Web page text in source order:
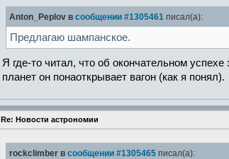
Anton_Peplov в сообщении #1305461 писал(а):
Предлагаю шампанское.
Я где-то читал, что об окончательном
планет он понаоткрывает вагон (как я понял).
Re: Новости астрономии
rockclimber в сообщении #1305465 писал(а):